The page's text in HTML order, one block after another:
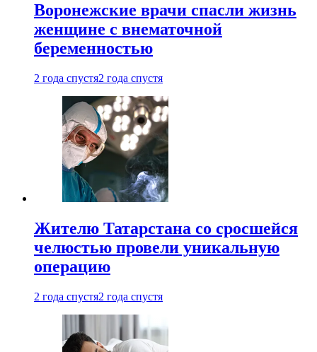
Воронежские врачи спасли жизнь
женщине с внематочной
беременностью
2 года спустя2 года спустя
Жителю Татарстана со сросшейся
челюстью провели уникальную
операцию
2 года спустя2 года спустя